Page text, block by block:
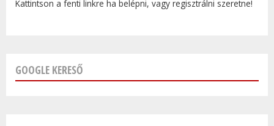
Kattintson a fenti linkre ha belépni, vagy regisztrálni szeretne!
GOOGLE KERESŐ